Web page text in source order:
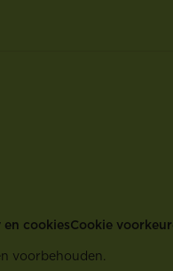
en cookiesCookie
voorbehouden.